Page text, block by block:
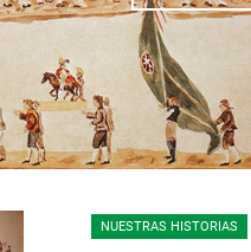
NUESTRAS HISTORIAS